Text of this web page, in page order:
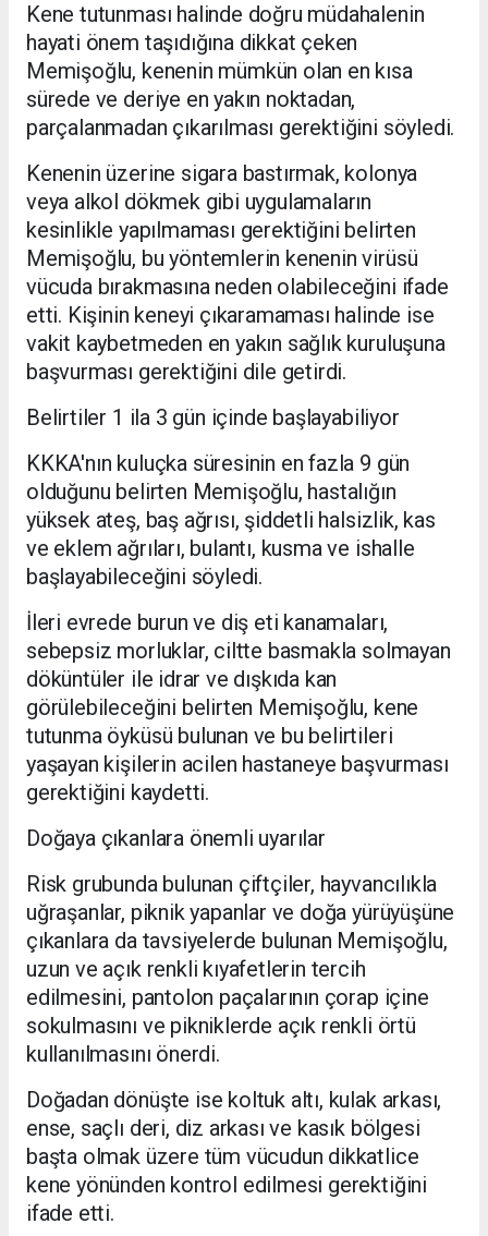
Kene tutunması halinde doğru müdahalenin
hayati önem taşıdığına dikkat çeken
Memişoğlu, kenenin mümkün olan en kısa
sürede ve deriye en yakın noktadan,
parçalanmadan çıkarılması gerektiğini söyledi.
Kenenin üzerine sigara bastırmak, kolonya
veya alkol dökmek gibi uygulamaların
kesinlikle yapılmaması gerektiğini belirten
Memişoğlu, bu yöntemlerin kenenin virüsü
vücuda bırakmasına neden olabileceğini ifade
etti. Kişinin keneyi çıkaramaması halinde ise
vakit kaybetmeden en yakın sağlık kuruluşuna
başvurması gerektiğini dile getirdi.
Belirtiler 1 ila 3 gün içinde başlayabiliyor
KKKA'nın kuluçka süresinin en fazla 9 gün
olduğunu belirten Memişoğlu, hastalığın
yüksek ateş, baş ağrısı, şiddetli halsizlik, kas
ve eklem ağrıları, bulantı, kusma ve ishalle
başlayabileceğini söyledi.
İleri evrede burun ve diş eti kanamaları,
sebepsiz morluklar, ciltte basmakla solmayan
döküntüler ile idrar ve dışkıda kan
görülebileceğini belirten Memişoğlu, kene
tutunma öyküsü bulunan ve bu belirtileri
yaşayan kişilerin acilen hastaneye başvurması
gerektiğini kaydetti.
Doğaya çıkanlara önemli uyarılar
Risk grubunda bulunan çiftçiler, hayvancılıkla
uğraşanlar, piknik yapanlar ve doğa yürüyüşüne
çıkanlara da tavsiyelerde bulunan Memişoğlu,
uzun ve açık renkli kıyafetlerin tercih
edilmesini, pantolon paçalarının çorap içine
sokulmasını ve pikniklerde açık renkli örtü
kullanılmasını önerdi.
Doğadan dönüşte ise koltuk altı, kulak arkası,
ense, saçlı deri, diz arkası ve kasık bölgesi
başta olmak üzere tüm vücudun dikkatlice
kene yönünden kontrol edilmesi gerektiğini
ifade etti.